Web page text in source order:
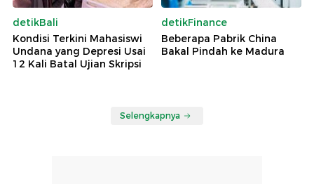
detikBali
Kondisi Terkini Mahasiswi
Undana yang Depresi Usai
12 Kali Batal Ujian Skripsi
detikFinance
Beberapa Pabrik China
Bakal Pindah ke Madura
Selengkapnya